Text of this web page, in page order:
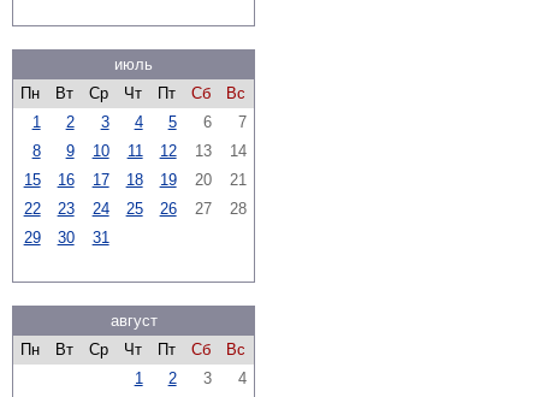
июль
Пн
Вт Ср Чт Пт Сб
Вс
1
2 3 4 5 6
7
8
9 10 11 12 13
14
15
16 17 18 19 20
21
22
23 24 25 26 27
28
29
30 31
август
Пн
Вт Ср Чт Пт Сб
Вс
1
2 3
4